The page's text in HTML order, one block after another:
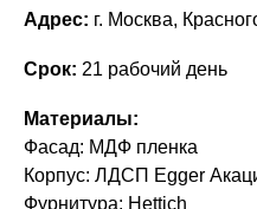
Адрес: г. Москва,
Срок: 21 рабочий день
Материалы:
Фасад: МДФ пленка
Корпус: ЛДСП Egger
Фурнитура: Hettich